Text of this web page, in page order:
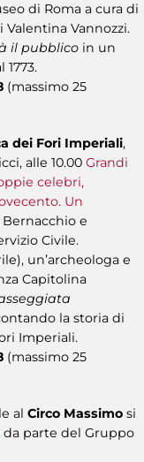
di Roma a cura di
Vannozzi.
il pubblico in un
(massimo 25
dei Fori Imperiali,
alle 10.00 Grandi
celebri,
Un
e
Civile.
un’archeologa e
Capitolina
la storia di
Imperiali.
(massimo 25
al Circo Massimo si
da parte del Gruppo